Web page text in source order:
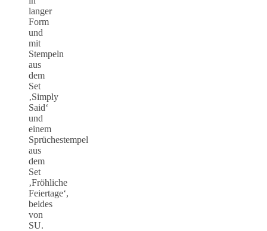
langer
Form
und
mit
Stempeln
aus
dem
Set
‚Simply
Said‘
und
einem
Sprüchestempel
aus
dem
Set
‚Fröhliche
Feiertage‘,
beides
von
SU.